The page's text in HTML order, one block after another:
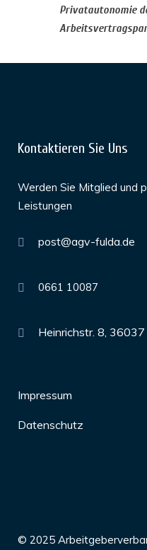
Privatautonomie
Kontaktieren Sie Uns
Werden Sie Mitglied und
Leistungen
post@agv-fulda.de
0661 10087
Heinrichstr. 8, 36037
Impressum
Datenschutz
© 2025